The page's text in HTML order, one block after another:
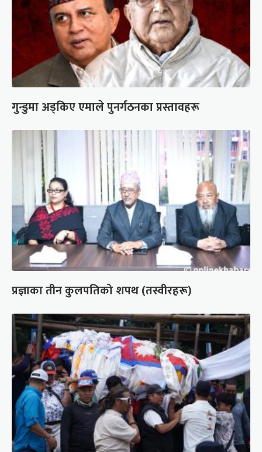
गुन्डुमा अड्किए एमाले पुनर्गठनका प्रस्तावहरू
प्रज्ञाका तीन कुलपतिको शपथ (तस्वीरहरू)